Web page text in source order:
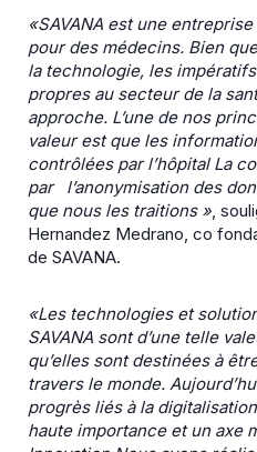
«SAVANA est une
pour des médecins. Bien
la technologie, les
propres au secteur de la
approche. L’une de nos
valeur est que les
contrôlées par l’hôpital La
par l’anonymisation des
que nous les traitions »,
Hernandez Medrano, co
de SAVANA.
«Les technologies et
SAVANA sont d’une telle
qu’elles sont destinées à
travers le monde.
progrès liés à la
haute importance et un axe